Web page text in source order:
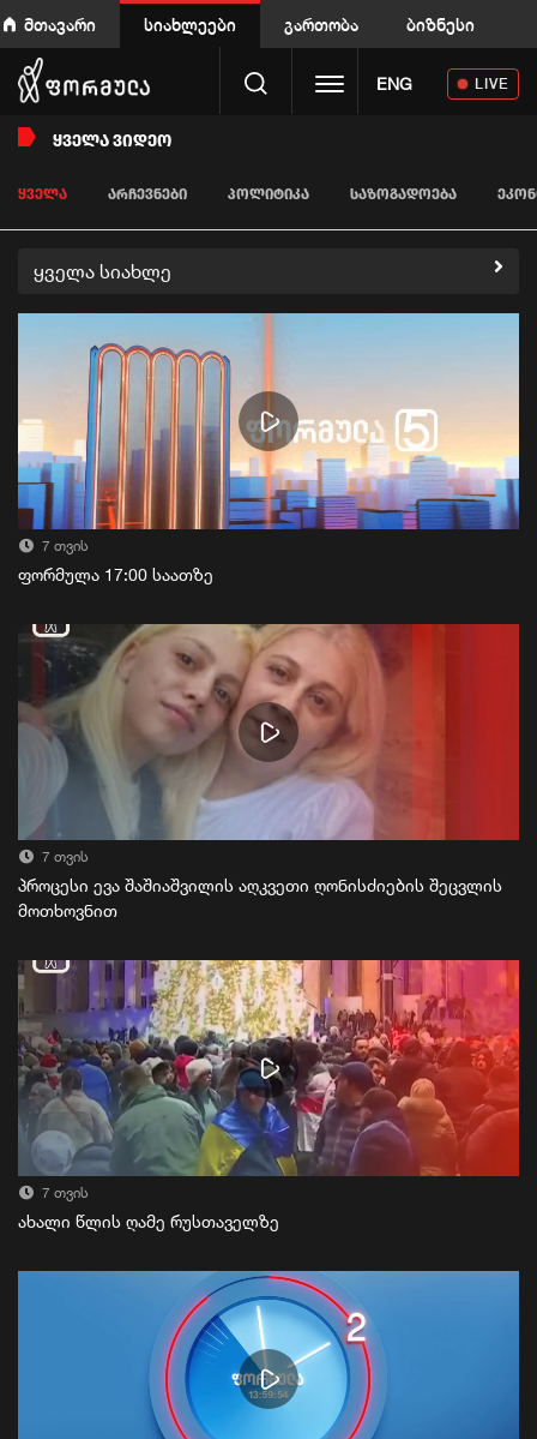
მთავარი სიახლეები გართობა ბიზნესი
Toggle navigation
ENG LIVE
ᲧᲕᲔᲚᲐ ᲕᲘᲓᲔᲝ
ᲧᲕᲔᲚᲐ ᲐᲠᲩᲔᲕᲜᲔᲑᲘ ᲞᲝᲚᲘᲢᲘᲙᲐ ᲡᲐᲖᲝᲒᲐᲓᲝᲔᲑᲐ
ყველა სიახლე
7 თვის
ფორმულა 17:00 საათზე
7 თვის
პროცესი ევა შაშიაშვილის აღკვეთი ღონისძიების შეცვლის
მოთხოვნით
7 თვის
ახალი წლის ღამე რუსთაველზე